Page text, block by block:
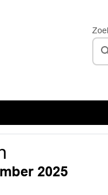
2025